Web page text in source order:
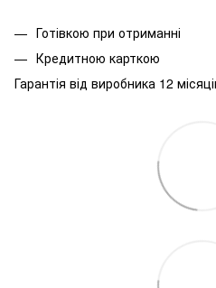
Готівкою при отриманні
Кредитною карткою
Гарантія від виробника 12